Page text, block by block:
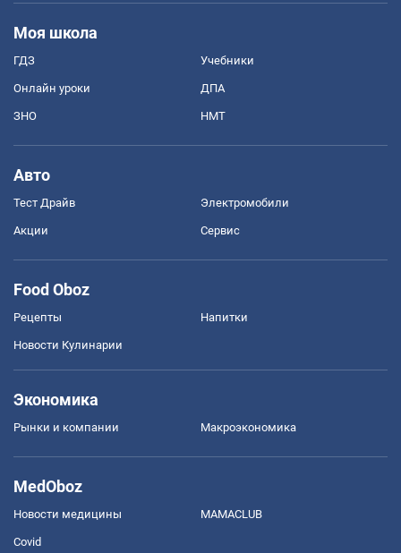
Моя школа
ГДЗ Учебники
Онлайн уроки ДПА
ЗНО НМТ
Авто
Тест Драйв Электромобили
Акции Сервис
Food Oboz
Рецепты Напитки
Новости Кулинарии
Экономика
Рынки и компании Mакроэкономика
MedOboz
Новости медицины MAMACLUB
Covid